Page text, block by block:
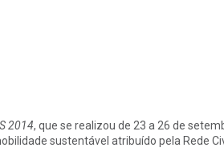
2014, que se realizou de 23 a 26 de
sustentável atribuído pela Rede